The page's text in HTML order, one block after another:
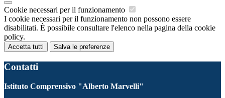
Cookie necessari per il funzionamento
I cookie necessari per il funzionamento non possono essere
disabilitati. È possibile consultare l'elenco nella pagina della cookie
policy.
Accetta tutti Salva le preferenze
Contatti
Istituto Comprensivo "Alberto Marvelli"